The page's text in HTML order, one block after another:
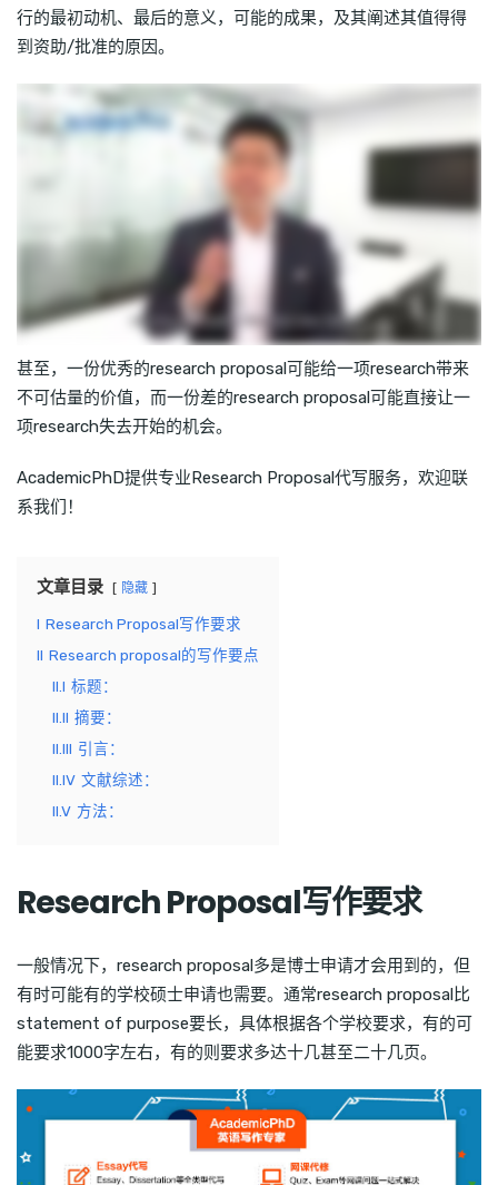
行的最初动机、最后的意义，可能的成果，及其阐述其值得得
到资助/批准的原因。
甚至，一份优秀的research proposal可能给一项research带来
不可估量的价值，而一份差的research proposal可能直接让一
项research失去开始的机会。
AcademicPhD提供专业Research Proposal代写服务，欢迎联
系我们！
文章目录 隐藏
I Research Proposal写作要求
II Research proposal的写作要点
II.I 标题：
II.II 摘要：
II.III 引言：
II.IV 文献综述：
II.V 方法：
Research Proposal写作要求
一般情况下，research proposal多是博士申请才会用到的，但
有时可能有的学校硕士申请也需要。通常research proposal比
statement of purpose要长，具体根据各个学校要求，有的可
能要求1000字左右，有的则要求多达十几甚至二十几页。